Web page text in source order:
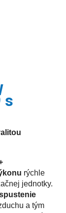
s
rýchle
jednotky.
a tým